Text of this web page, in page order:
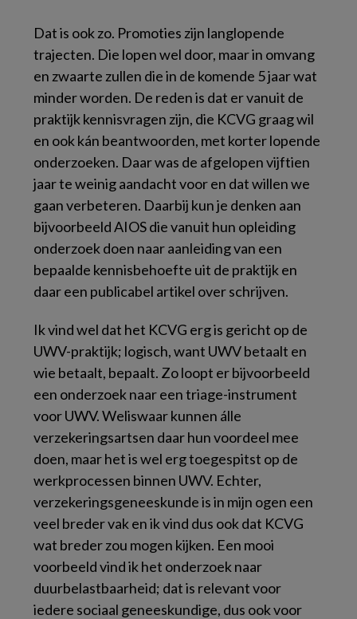
Dat is ook zo. Promoties zijn langlopende
trajecten. Die lopen wel door, maar in omvang
en zwaarte zullen die in de komende 5 jaar wat
minder worden. De reden is dat er vanuit de
praktijk kennisvragen zijn, die KCVG graag wil
en ook kán beantwoorden, met korter lopende
onderzoeken. Daar was de afgelopen vijftien
jaar te weinig aandacht voor en dat willen we
gaan verbeteren. Daarbij kun je denken aan
bijvoorbeeld AIOS die vanuit hun opleiding
onderzoek doen naar aanleiding van een
bepaalde kennisbehoefte uit de praktijk en
daar een publicabel artikel over schrijven.
Ik vind wel dat het KCVG erg is gericht op de
UWV-praktijk; logisch, want UWV betaalt en
wie betaalt, bepaalt. Zo loopt er bijvoorbeeld
een onderzoek naar een triage-instrument
voor UWV. Weliswaar kunnen álle
verzekeringsartsen daar hun voordeel mee
doen, maar het is wel erg toegespitst op de
werkprocessen binnen UWV. Echter,
verzekeringsgeneeskunde is in mijn ogen een
veel breder vak en ik vind dus ook dat KCVG
wat breder zou mogen kijken. Een mooi
voorbeeld vind ik het onderzoek naar
duurbelastbaarheid; dat is relevant voor
iedere sociaal geneeskundige, dus ook voor